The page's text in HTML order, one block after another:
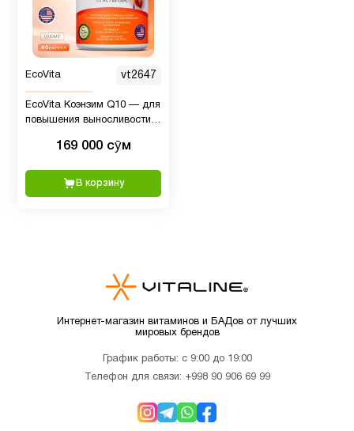
EcoVita vt2647
EcoVita Коэнзим Q10 — для
повышения выносливости и
169 000 сӯм
В корзину
Интернет-магазин витаминов и БАДов от лучших
мировых брендов
График работы: с 9:00 до 19:00
Телефон для связи: +998 90 906 69 99